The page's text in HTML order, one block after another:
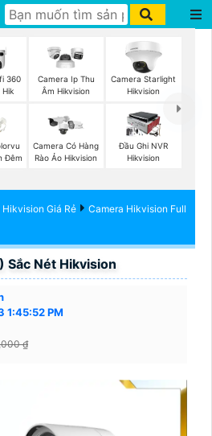
360
Hik
Camera Ip Thu
Âm Hikvision
Camera Starlight
Hikvision
Đêm
Camera Có Hàng
Rào Ảo Hikvision
Đầu Ghi NVR
Hikvision
Hikvision Giá Rẻ
Camera Hikvision Full
Sắc Nét Hikvision
1:45:52 PM
₫